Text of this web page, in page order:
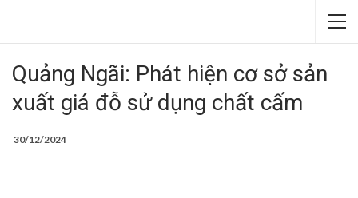
Quảng Ngãi: Phát hiện cơ sở sản
xuất giá đỗ sử dụng chất cấm
30/12/2024